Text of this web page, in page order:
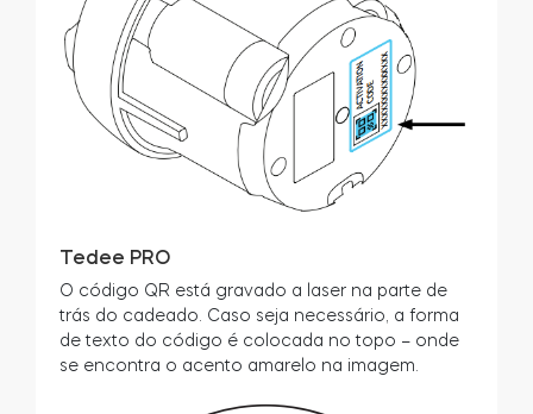
Tedee PRO
O código QR está gravado a laser na parte de
trás do cadeado. Caso seja necessário, a forma
de texto do código é colocada no topo – onde
se encontra o acento amarelo na imagem.